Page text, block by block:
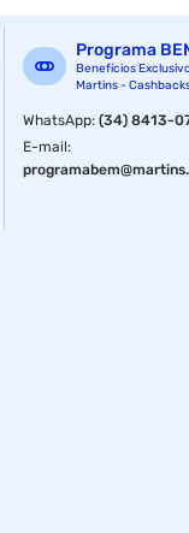
Programa
Benefícios
Martins -
WhatsApp:(34) 8413-
E-mail: